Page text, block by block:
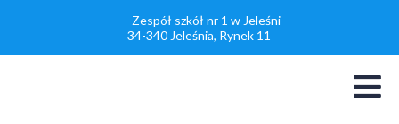
Zespół szkół nr 1 w Jeleśni
34-340 Jeleśnia, Rynek 11